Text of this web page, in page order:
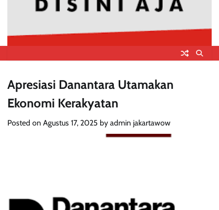
Apresiasi Danantara Utamakan
Ekonomi Kerakyatan
Posted on Agustus 17, 2025 by admin jakartawow